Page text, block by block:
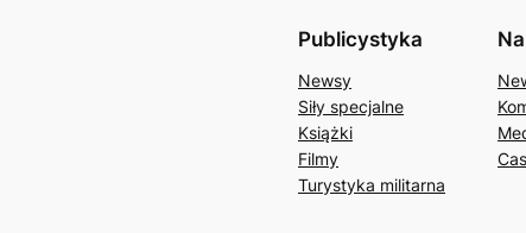
Publicystyka
Newsy
Siły specjalne
Książki
Filmy
Turystyka militarna